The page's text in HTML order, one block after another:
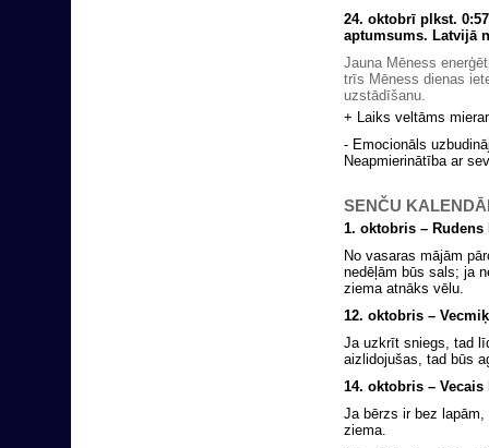
24. oktobrī plkst.
aptumsums. Latvijā
Jauna Mēness
trīs Mēness dienas
uzstādīšanu.
+ Laiks veltāms
- Emocionāls
Neapmierinātība ar
SENČU
1. oktobris – Rudens
No vasaras mājām
nedēļām būs sals; ja
ziema atnāks vēlu.
12. oktobris –
Ja uzkrīt sniegs, tad
aizlidojušas, tad būs
14. oktobris –
Ja bērzs ir bez
ziema.